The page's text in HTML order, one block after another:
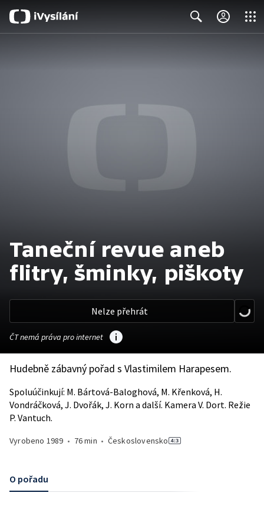
Taneční revue aneb
flitry, šminky, piškoty
Nelze přehrát
ČT nemá práva pro internet
Hudebně zábavný pořad s Vlastimilem Harapesem.
Spoluúčinkují: M. Bártová-Baloghová, M. Křenková, H.
Vondráčková, J. Dvořák, J. Korn a další. Kamera V. Dort. Režie
P. Vantuch.
Vyrobeno 1989 • 76 min • Československo
O pořadu